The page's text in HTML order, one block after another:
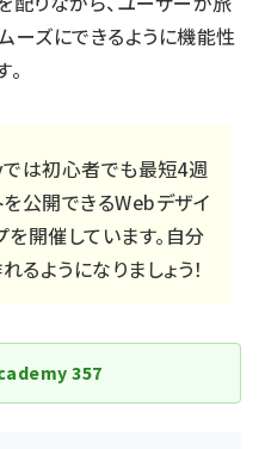
ーズにできるように機能性
は初心者でも最短4週
公開できるWebデザイ
を開催しています。自分
ようになりましょう！
357